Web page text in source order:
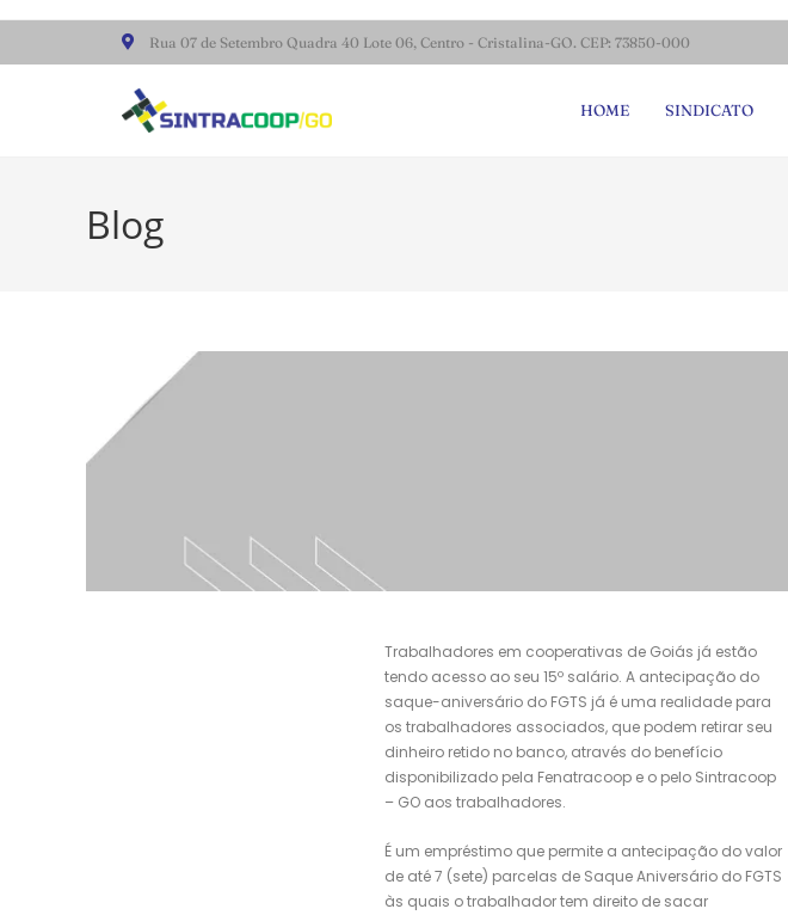
Rua 07 de Setembro Quadra 40 Lote 06, Centro - Cristalina-GO. CEP: 73850-000
HOME SINDICATO
Blog
Trabalhadores em cooperativas de Goiás já estão
tendo acesso ao seu 15º salário. A antecipação do
saque-aniversário do FGTS já é uma realidade para
os trabalhadores associados, que podem retirar seu
dinheiro retido no banco, através do benefício
disponibilizado pela Fenatracoop e o pelo Sintracoop
– GO aos trabalhadores.
É um empréstimo que permite a antecipação do valor
de até 7 (sete) parcelas de Saque Aniversário do FGTS
às quais o trabalhador tem direito de sacar